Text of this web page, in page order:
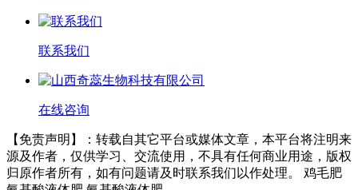
联系我们
在线咨询
【免责声明】：转载自其它平台或媒体文章，本平台将注明来
源及作者，仅供学习、交流使用，不具有任何商业用途，版权
归原作者所有，如有问题请及时联系我们以作处理。 鸡毛肥